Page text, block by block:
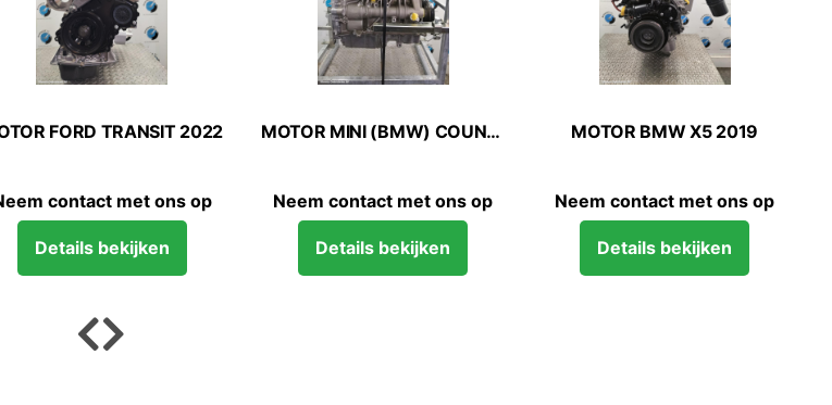
MOTOR VOLKSWAGEN GOLF 2024
Neem contact met ons op
Details bekijken
MOTOR FORD TRANSIT 2022
Neem contact met ons op
Details bekijken
MOTOR FORD TRANSIT
Neem contact met ons
Details bekijken